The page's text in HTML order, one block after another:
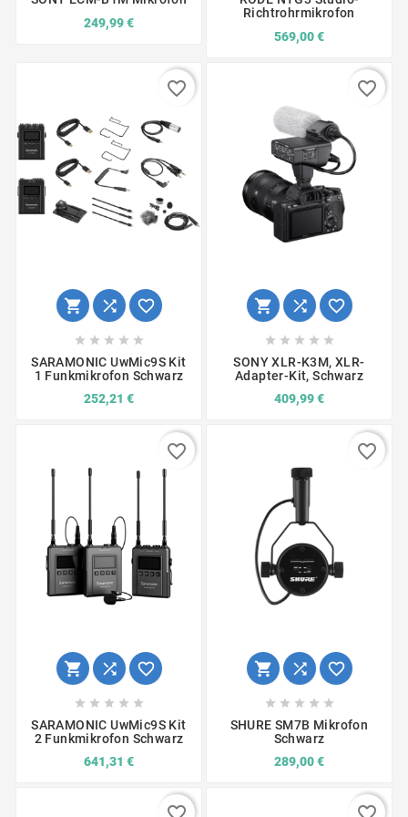
249,99 €
Richtrohrmikrofon
569,00 €
  
    
SARAMONIC UwMic9S Kit
1 Funkmikrofon Schwarz
252,21 €
favorite_border
  
    
SONY XLR-K3M, XLR-
Adapter-Kit, Schwarz
409,99 €
favorite_border
  
    
SARAMONIC UwMic9S Kit
2 Funkmikrofon Schwarz
641,31 €
favorite_border
  
    
SHURE SM7B Mikrofon
Schwarz
289,00 €
favorite_border